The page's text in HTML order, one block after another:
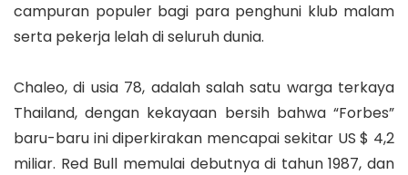
campuran populer bagi para penghuni klub malam
serta pekerja lelah di seluruh dunia.
Chaleo, di usia 78, adalah salah satu warga terkaya
Thailand, dengan kekayaan bersih bahwa “Forbes”
baru-baru ini diperkirakan mencapai sekitar US $ 4,2
miliar. Red Bull memulai debutnya di tahun 1987, dan